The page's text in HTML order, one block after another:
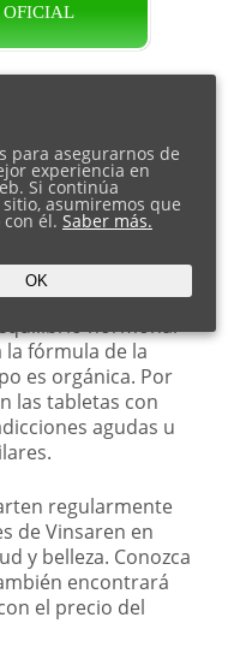
OFICIAL
innovador
efervescentes
los depósitos de
previene la
acelerando el
es capaz de
antojos
complemento
de toxinas y
hormonal
fórmula de la
es orgánica. Por
las tabletas con
agudas u
regularmente
de Vinsaren en
y belleza. Conozca
encontrará
el precio del
para asegurarnos de
experiencia en
Si continúa
asumiremos que
él. Saber más.
OK